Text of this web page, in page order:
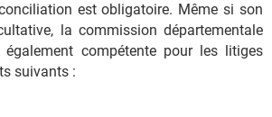
est obligatoire. Même si son
la commission départementale
compétente pour les litiges
suivants :